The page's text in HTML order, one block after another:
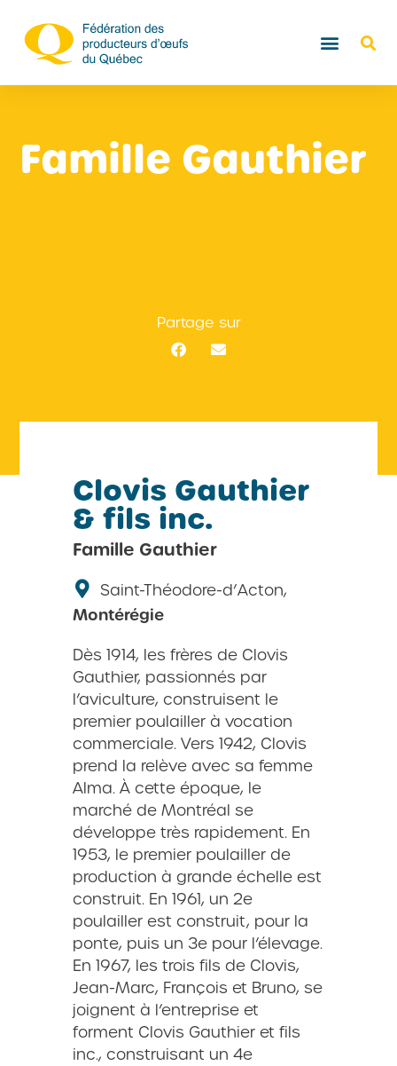
Famille Gauthier
Partage sur
Clovis Gauthier
& fils inc.
Famille Gauthier
Saint-Théodore-d’Acton,
Montérégie
Dès 1914, les frères de Clovis
Gauthier, passionnés par
l’aviculture, construisent le
premier poulailler à vocation
commerciale. Vers 1942, Clovis
prend la relève avec sa femme
Alma. À cette époque, le
marché de Montréal se
développe très rapidement. En
1953, le premier poulailler de
production à grande échelle est
construit. En 1961, un 2e
poulailler est construit, pour la
ponte, puis un 3e pour l’élevage.
En 1967, les trois fils de Clovis,
Jean-Marc, François et Bruno, se
joignent à l’entreprise et
forment Clovis Gauthier et fils
inc., construisant un 4e